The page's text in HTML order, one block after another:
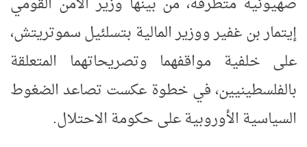
إيتمار بن غفير ووزير المالية بتسلئيل سموتريتش،
على خلفية مواقفهما وتصريحاتهما المتعلقة
بالفلسطينيين، في خطوة عكست تصاعد الضغوط
السياسية الأوروبية على حكومة الاحتلال.